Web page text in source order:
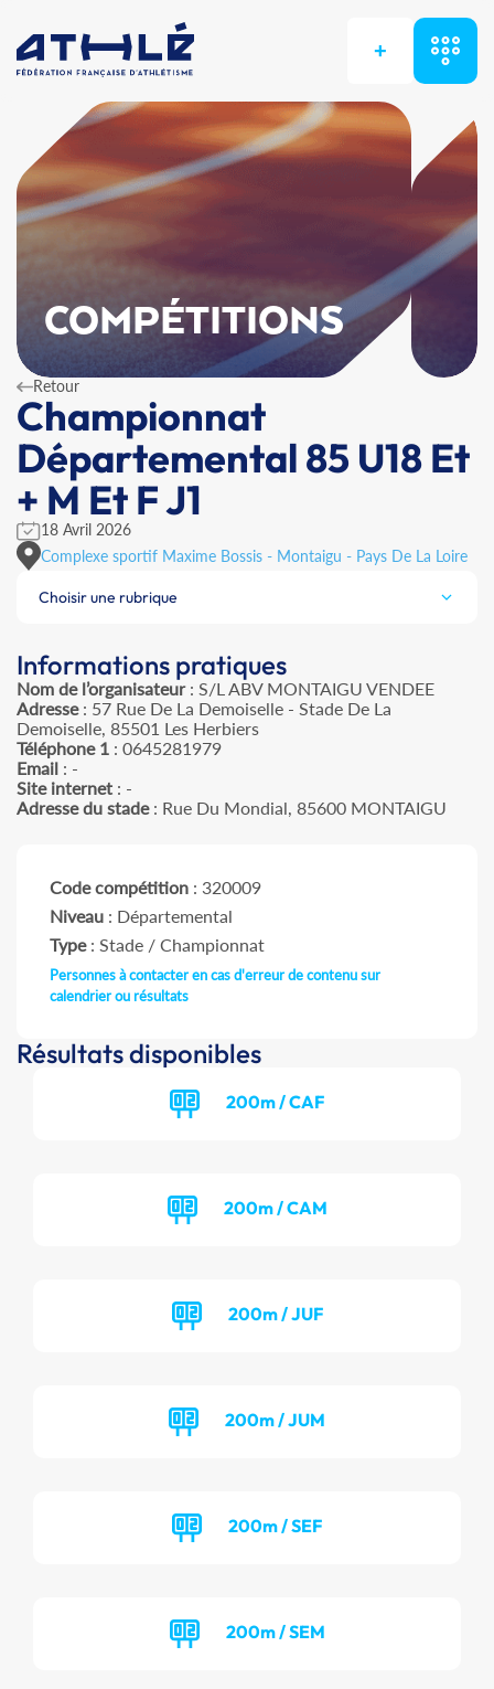
+
COMPÉTITIONS
Retour
Championnat
Départemental 85 U18 Et
+ M Et F J1
18 Avril 2026
Complexe sportif Maxime Bossis - Montaigu - Pays De La Loire
Choisir une rubrique
Informations pratiques
Nom de l’organisateur: S/L ABV MONTAIGU VENDEE
Adresse: 57 Rue De La Demoiselle - Stade De La
Demoiselle, 85501 Les Herbiers
Téléphone 1 : 0645281979
Email : -
Site internet : -
Adresse du stade: Rue Du Mondial, 85600 MONTAIGU
Code compétition : 320009
Niveau : Départemental
Type: Stade / Championnat
Personnes à contacter en cas d'erreur de contenu sur
calendrier ou résultats
Résultats disponibles
200m / CAF
200m / CAM
200m / JUF
200m / JUM
200m / SEF
200m / SEM